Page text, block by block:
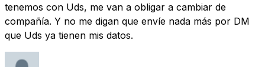
tenemos con Uds, me van a obligar a cambiar de
compañía. Y no me digan que envíe nada más por DM
que Uds ya tienen mis datos.